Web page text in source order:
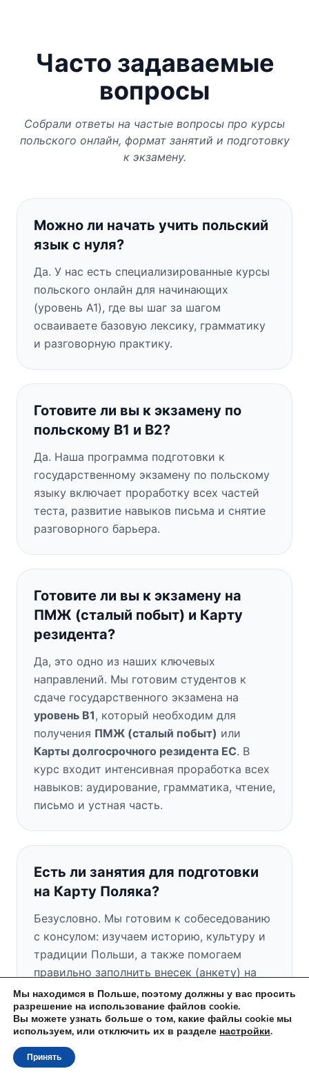
Часто задаваемые
вопросы
Собрали ответы на частые вопросы про курсы
польского онлайн, формат занятий и подготовку
к экзамену.
Можно ли начать учить польский
язык с нуля?
Да. У нас есть специализированные курсы
польского онлайн для начинающих
(уровень A1), где вы шаг за шагом
осваиваете базовую лексику, грамматику
и разговорную практику.
Готовите ли вы к экзамену по
польскому B1 и B2?
Да. Наша программа подготовки к
государственному экзамену по польскому
языку включает проработку всех частей
теста, развитие навыков письма и снятие
разговорного барьера.
Готовите ли вы к экзамену на
ПМЖ (сталый побыт) и Карту
резидента?
Да, это одно из наших ключевых
направлений. Мы готовим студентов к
сдаче государственного экзамена на
уровень B1, который необходим для
получения ПМЖ (сталый побыт) или
Карты долгосрочного резидента ЕС. В
курс входит интенсивная проработка всех
навыков: аудирование, грамматика, чтение,
письмо и устная часть.
Есть ли занятия для подготовки
на Карту Поляка?
Безусловно. Мы готовим к собеседованию
с консулом: изучаем историю, культуру и
традиции Польши, а также помогаем
правильно заполнить внесек (анкету) на
Карту Поляка.
Есть ли у вас бесплатное пробное
Мы находимся в Польше, поэтому должны у вас просить
разрешение на использование файлов cookie.
Вы можете узнать больше о том, какие файлы cookie мы
используем, или отключить их в разделе настройки.
Принять